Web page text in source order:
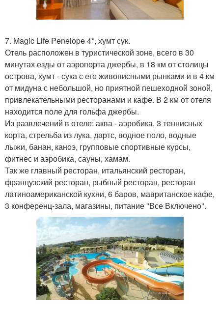
7. Magic Life Penelope 4*, хумт сук.
Отель расположен в туристической зоне, всего в 30
минутах езды от аэропорта джербы, в 18 км от столицы
острова, хумт - сука с его живописными рынками и в 4 км
от мидуна с небольшой, но приятной пешеходной зоной,
привлекательными ресторанами и кафе. В 2 км от отеля
находится поле для гольфа джербы.
Из развлечений в отеле: аква - аэробика, 3 теннисных
корта, стрельба из лука, дартс, водное поло, водные
лыжи, банан, каноэ, групповые спортивные курсы,
фитнес и аэробика, сауны, хамам.
Так же главный ресторан, итальянский ресторан,
французский ресторан, рыбный ресторан, ресторан
латиноамериканской кухни, 6 баров, мавританское кафе,
3 конференц-зала, магазины, питание "Все Включено".